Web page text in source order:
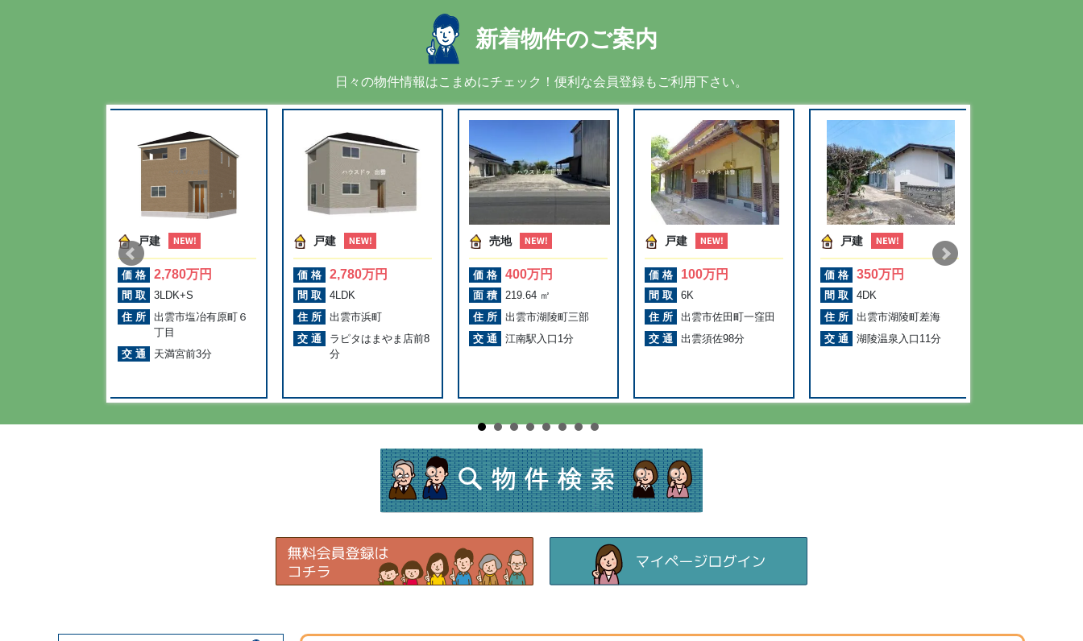
新着物件のご案内
日々の物件情報はこまめにチェック！ 便利な会員登録もご利用下さい。
戸建
価格 2,780万円
間取
3LDK+S
住所
出雲市塩冶有原町６
丁目
交通
天満宮前3分
戸建
価格 2,780万円
間取
4LDK
住所
出雲市浜町
交通
ラピタはまやま店前8
分
売地
価格 400万円
面積
219.64 ㎡
住所
出雲市湖陵町三部
交通
江南駅入口1分
戸建
価格 100万円
間取
6K
住所
出雲市佐田町一窪田
交通
出雲須佐98分
戸建
価格 350万円
間取
4DK
住所
出雲市湖陵町差海
交通
湖陵温泉入口11分